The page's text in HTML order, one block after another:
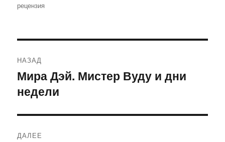
рецензия
по
записям
НАЗАД
Предыдущая
запись:
Мира Дэй. Мистер Вуду и дни
недели
ДАЛЕЕ